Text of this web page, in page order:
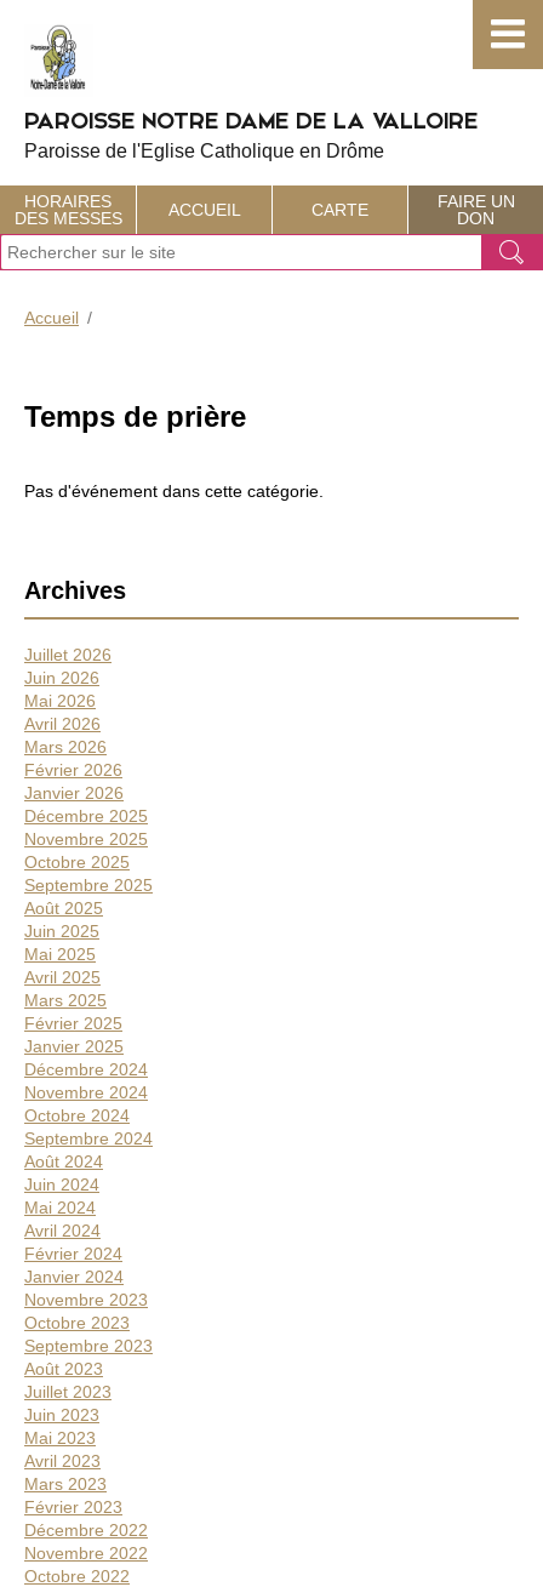
PAROISSE NOTRE DAME DE LA VALLOIRE
Paroisse de l'Eglise Catholique en Drôme
J
e
Ok
HORAIRES
DES MESSES
ACCUEIL CARTE
FAIRE UN
DON
Accueil
Temps de prière
Pas d'événement dans cette catégorie.
B
a
r
r
e
l
a
t
é
r
a
l
e
Archives
Juillet 2026
Juin 2026
Mai 2026
Avril 2026
Mars 2026
Février 2026
Janvier 2026
Décembre 2025
Novembre 2025
Octobre 2025
Septembre 2025
Août 2025
Juin 2025
Mai 2025
Avril 2025
Mars 2025
Février 2025
Janvier 2025
Décembre 2024
Novembre 2024
Octobre 2024
Septembre 2024
Août 2024
Juin 2024
Mai 2024
Avril 2024
Février 2024
Janvier 2024
Novembre 2023
Octobre 2023
Septembre 2023
Août 2023
Juillet 2023
Juin 2023
Mai 2023
Avril 2023
Mars 2023
Février 2023
Décembre 2022
Novembre 2022
Octobre 2022